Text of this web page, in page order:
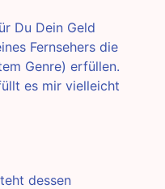
Du Dein Geld
Fernsehers die
Genre) erfüllen.
es mir vielleicht
dessen